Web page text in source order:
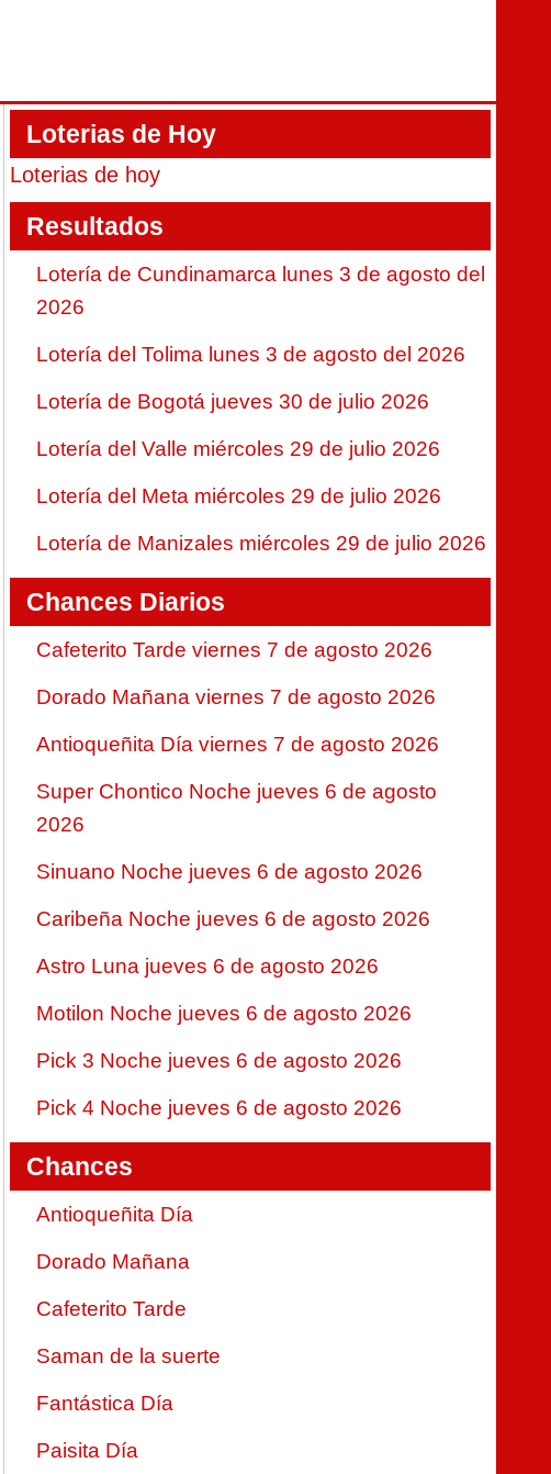
Loterias de Hoy
Loterias de hoy
Resultados
Lotería de Cundinamarca lunes 3 de agosto del
2026
Lotería del Tolima lunes 3 de agosto del 2026
Lotería de Bogotá jueves 30 de julio 2026
Lotería del Valle miércoles 29 de julio 2026
Lotería del Meta miércoles 29 de julio 2026
Lotería de Manizales miércoles 29 de julio 2026
Chances Diarios
Cafeterito Tarde viernes 7 de agosto 2026
Dorado Mañana viernes 7 de agosto 2026
Antioqueñita Día viernes 7 de agosto 2026
Super Chontico Noche jueves 6 de agosto
2026
Sinuano Noche jueves 6 de agosto 2026
Caribeña Noche jueves 6 de agosto 2026
Astro Luna jueves 6 de agosto 2026
Motilon Noche jueves 6 de agosto 2026
Pick 3 Noche jueves 6 de agosto 2026
Pick 4 Noche jueves 6 de agosto 2026
Chances
Antioqueñita Día
Dorado Mañana
Cafeterito Tarde
Saman de la suerte
Fantástica Día
Paisita Día